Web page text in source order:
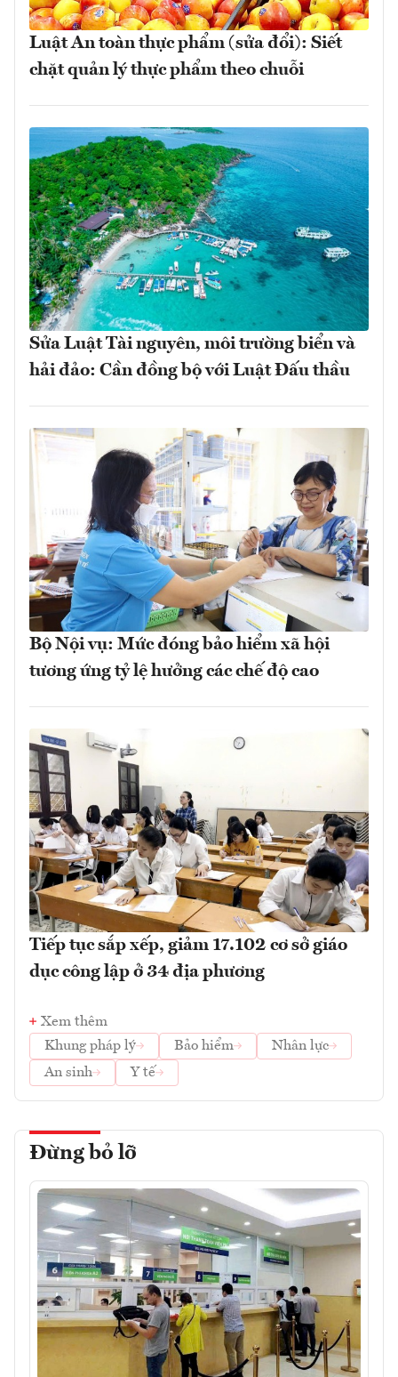
Luật An toàn thực phẩm (sửa đổi): Siết
chặt quản lý thực phẩm theo chuỗi
Sửa Luật Tài nguyên, môi trường biển và
hải đảo: Cần đồng bộ với Luật Đấu thầu
Bộ Nội vụ: Mức đóng bảo hiểm xã hội
tương ứng tỷ lệ hưởng các chế độ cao
Tiếp tục sắp xếp, giảm 17.102 cơ sở giáo
dục công lập ở 34 địa phương
Xem thêm
Khung pháp lý
Bảo hiểm
Nhân lực
An sinh
Y tế
Đừng bỏ lỡ